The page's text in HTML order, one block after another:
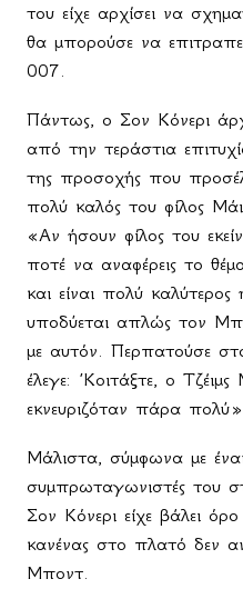
του είχε αρχίσει να
θα μπορούσε να
007.
Πάντως, ο Σον Κόνερι
από την τεράστια
της προσοχής που
πολύ καλός του φίλος
«Αν ήσουν φίλος του
ποτέ να αναφέρεις το
και είναι πολύ
υποδύεται απλώς τον
με αυτόν. Περπατούσε
έλεγε: ’Κοιτάξτε, ο
εκνευριζόταν πάρα
Μάλιστα, σύμφωνα με
συμπρωταγωνιστές του
Σον Κόνερι είχε βάλει
κανένας στο πλατό δεν
Μποντ.